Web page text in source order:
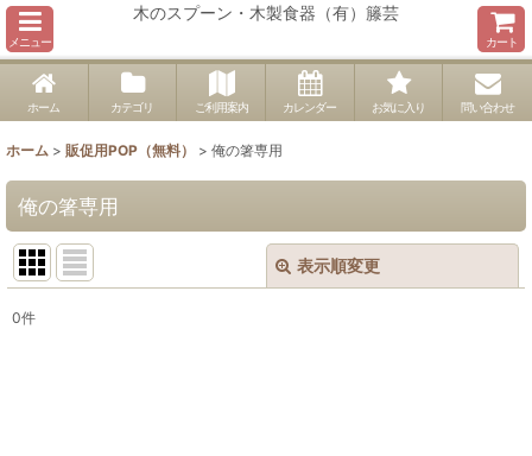
メニュー
木のスプーン・木製食器（有）籐芸
カート
ホーム カテゴリ ご利用案内 カレンダー お気に入り 問い合わせ
ホーム > 販促用POP（無料） > 俺の箸専用
俺の箸専用
表示順変更
0件